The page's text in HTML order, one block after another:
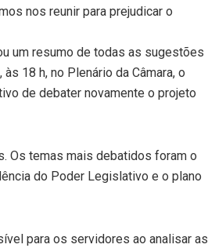
nos reunir para prejudicar o
um resumo de todas as sugestões
18 h, no Plenário da Câmara, o
de debater novamente o projeto
Os temas mais debatidos foram o
do Poder Legislativo e o plano
para os servidores ao analisar as